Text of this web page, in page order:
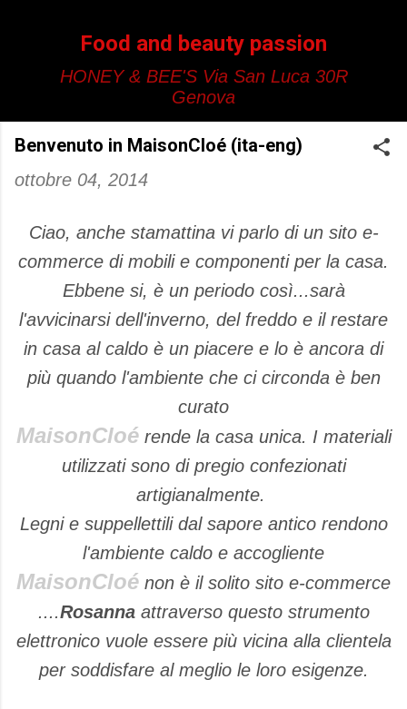
Food and beauty passion
HONEY & BEE'S Via San Luca 30R
Genova
Benvenuto in MaisonCloé (ita-eng)
ottobre 04, 2014
Ciao, anche stamattina vi parlo di un sito e-
commerce di mobili e componenti per la casa.
Ebbene si, è un periodo così...sarà
l'avvicinarsi dell'inverno, del freddo e il restare
in casa al caldo è un piacere e lo è ancora di
più quando l'ambiente che ci circonda è ben
curato
MaisonCloérende la casa unica. I materiali
utilizzati sono di pregio confezionati
artigianalmente.
Legni e suppellettili dal sapore antico rendono
l'ambiente caldo e accogliente
MaisonCloé non è il solito sito e-commerce
....Rosannaattraverso questo strumento
elettronico vuole essere più vicina alla clientela
per soddisfare al meglio le loro esigenze.